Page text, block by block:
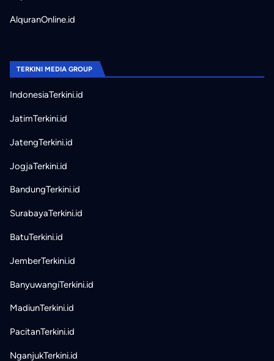
AlquranOnline.id
TERKINI MEDIA GROUP
IndonesiaTerkini.id
JatimTerkini.id
JatengTerkini.id
JogjaTerkini.id
BandungTerkini.id
SurabayaTerkini.id
BatuTerkini.id
JemberTerkini.id
BanyuwangiTerkini.id
MadiunTerkini.id
PacitanTerkini.id
NganjukTerkini.id